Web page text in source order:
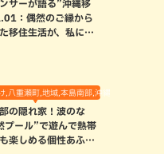
サーが語る”沖縄移
：偶然のご縁から
移住生活が、私にと
,八重瀬町,地域,本島南部,沖縄の海,自然
の隠れ家！波のな
プール”で遊んで熱帯
楽しめる個性あふれ